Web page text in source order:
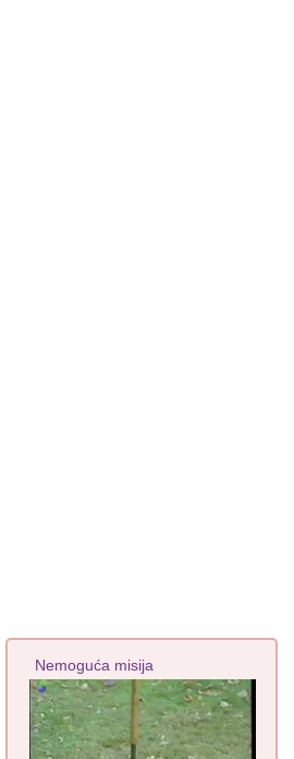
Nemoguća misija